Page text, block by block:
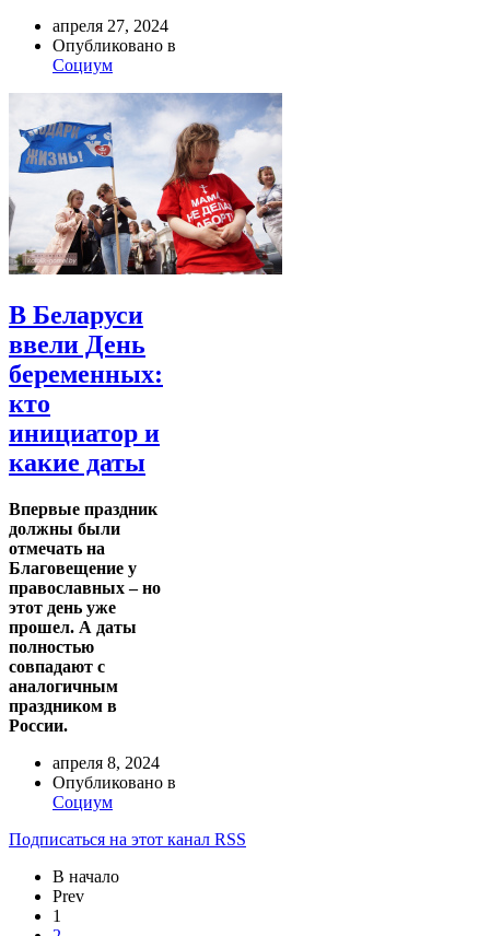
апреля 27, 2024
Опубликовано в
Социум
В Беларуси
ввели День
беременных:
кто
инициатор и
какие даты
Впервые праздник
должны были
отмечать на
Благовещение у
православных – но
этот день уже
прошел. А даты
полностью
совпадают с
аналогичным
праздником в
России.
апреля 8, 2024
Опубликовано в
Социум
Подписаться на этот канал RSS
В начало
Prev
1